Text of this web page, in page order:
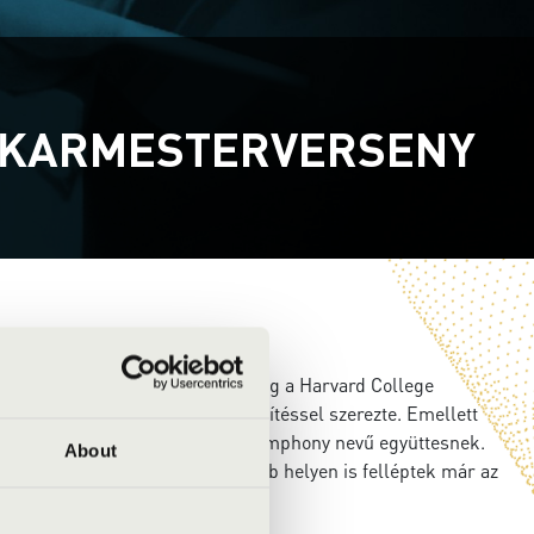
About
diplomázott, korábban pedig a Harvard College
és Phi Beta Kappa minősítéssel szerezte. Emellett
a Park Avenue Chamber Symphony nevű együttesnek.
előadójaként együttesével több helyen is felléptek már az